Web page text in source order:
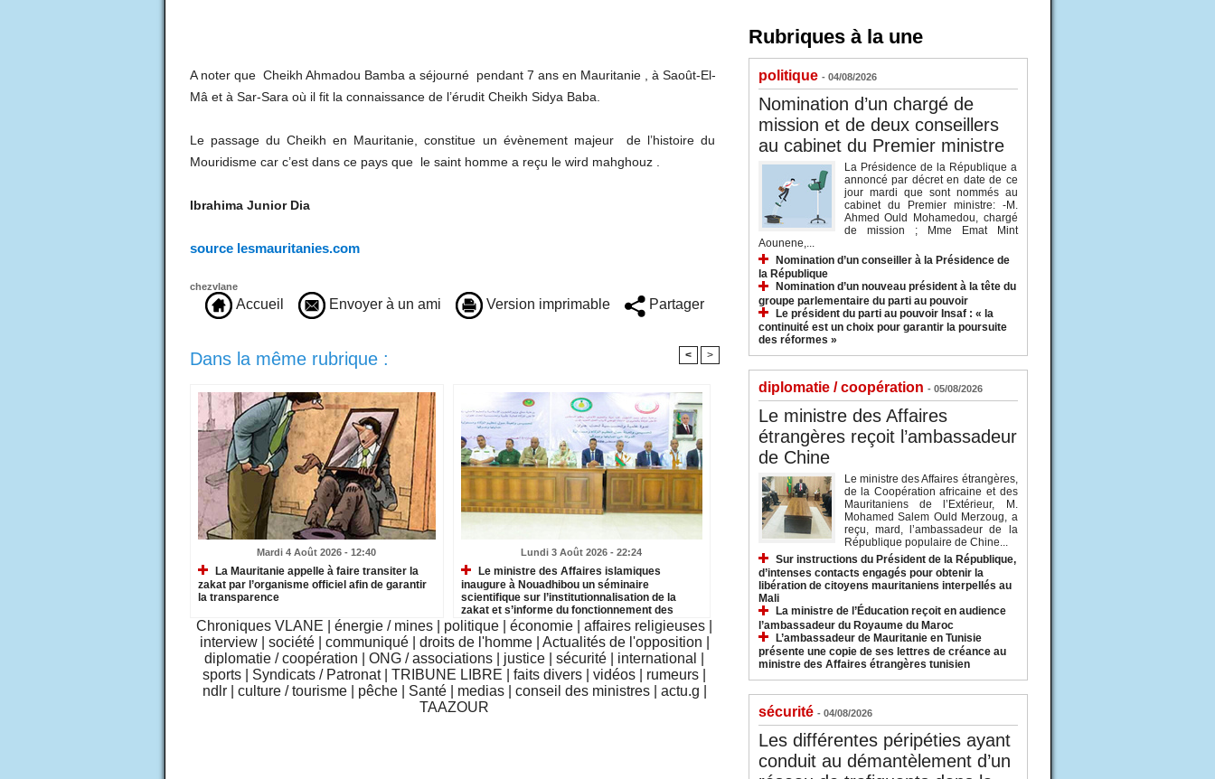
A noter que Cheikh Ahmadou Bamba a séjourné pendant 7 ans en Mauritanie , à Saoût-El-
Mâ et à Sar-Sara où il fit la connaissance de l’érudit Cheikh Sidya Baba.
Le passage du Cheikh en Mauritanie, constitue un évènement majeur de l’histoire du
Mouridisme car c’est dans ce pays que le saint homme a reçu le wird mahghouz .
Ibrahima Junior Dia
source lesmauritanies.com
chezvlane
Accueil Envoyer à un ami Version imprimable Partager
Dans la même rubrique : < >
Mardi 4 Août 2026 - 12:40
La Mauritanie appelle à faire transiter la
zakat par l’organisme officiel afin de garantir
la transparence
Lundi 3 Août 2026 - 22:24
Le ministre des Affaires islamiques
inaugure à Nouadhibou un séminaire
scientifique sur l’institutionnalisation de la
zakat et s’informe du fonctionnement des
institutions relevant du secteur
Chroniques VLANE énergie / mines politique économie affaires religieuses
interview
société communiqué droits de l'homme Actualités de l'opposition
diplomatie / coopération
ONG / associations justice sécurité international
sports
Syndicats / Patronat TRIBUNE LIBRE faits divers vidéos rumeurs
ndlr
culture / tourisme pêche Santé medias conseil des ministres actu.g
TAAZOUR
Rubriques à la une
politique - 04/08/2026
Nomination d’un chargé de
mission et de deux conseillers
au cabinet du Premier ministre
La Présidence de la République a
annoncé par décret en date de ce
jour mardi que sont nommés au
cabinet du Premier ministre: -M.
Ahmed Ould Mohamedou, chargé
de mission ; Mme Emat Mint
Aounene,...
Nomination d’un conseiller à la Présidence de
la République
Nomination d’un nouveau président à la tête du
groupe parlementaire du parti au pouvoir
Le président du parti au pouvoir Insaf : « la
continuité est un choix pour garantir la poursuite
des réformes »
diplomatie / coopération - 05/08/2026
Le ministre des Affaires
étrangères reçoit l’ambassadeur
de Chine
Le ministre des Affaires étrangères,
de la Coopération africaine et des
Mauritaniens de l’Extérieur, M.
Mohamed Salem Ould Merzoug, a
reçu, mard, l’ambassadeur de la
République populaire de Chine...
Sur instructions du Président de la République,
d’intenses contacts engagés pour obtenir la
libération de citoyens mauritaniens interpellés au
Mali
La ministre de l’Éducation reçoit en audience
l’ambassadeur du Royaume du Maroc
L’ambassadeur de Mauritanie en Tunisie
présente une copie de ses lettres de créance au
ministre des Affaires étrangères tunisien
sécurité - 04/08/2026
Les différentes péripéties ayant
conduit au démantèlement d’un